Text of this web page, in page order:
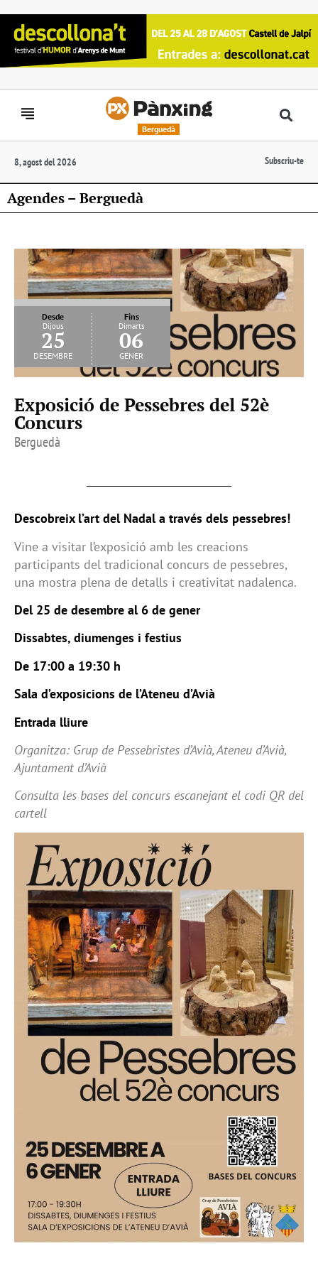
Berguedà
8, agost del 2026 Subscriu-te
Agendes – Berguedà
Desde
Dijous
25
desembre
Fins
Dimarts
06
gener
Exposició de Pessebres del 52è
Concurs
Berguedà
Descobreix l’art del Nadal a través dels pessebres!
Vine a visitar l’exposició amb les creacions
participants del tradicional concurs de pessebres,
una mostra plena de detalls i creativitat nadalenca.
Del 25 de desembre al 6 de gener
Dissabtes, diumenges i festius
De 17:00 a 19:30 h
Sala d’exposicions de l’Ateneu d’Avià
Entrada lliure
Organitza: Grup de Pessebristes d’Avià, Ateneu d’Avià,
Ajuntament d’Avià
Consulta les bases del concurs escanejant el codi QR del
cartell